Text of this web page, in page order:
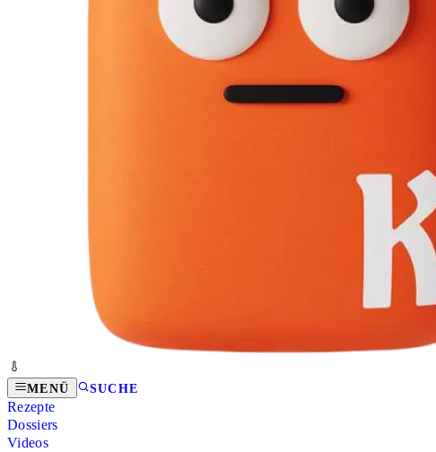
MENÜ SUCHE
Rezepte
Dossiers
Videos